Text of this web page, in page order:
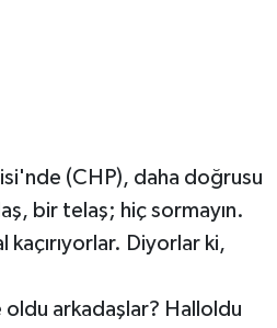
(CHP), daha doğrusu
bir telaş; hiç sormayın.
kaçırıyorlar. Diyorlar ki,
arkadaşlar? Halloldu